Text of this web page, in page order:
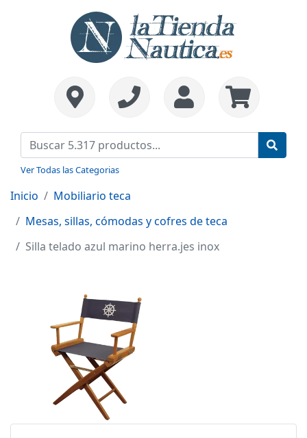
Ver Todas las Categorias
Inicio
Mobiliario teca
Mesas, sillas, cómodas y cofres de teca
Silla telado azul marino herra.jes inox